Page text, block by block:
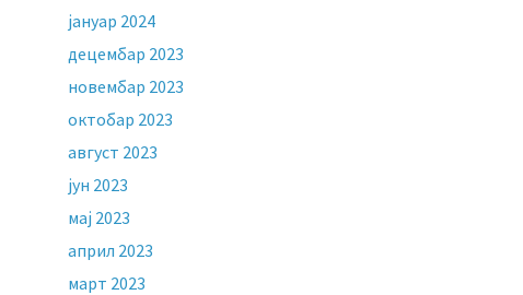
јануар 2024
децембар 2023
новембар 2023
октобар 2023
август 2023
јун 2023
мај 2023
април 2023
март 2023